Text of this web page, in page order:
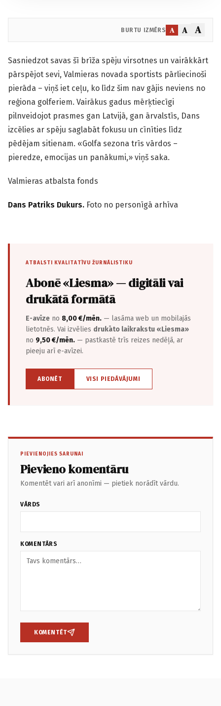
BURTU IZMĒRS A A A
Sasniedzot savas šī brīža spēju virsotnes un vairākkārt
pārspējot sevi, Valmieras novada sportists pārliecinoši
pierāda – viņš iet ceļu, ko līdz šim nav gājis neviens no
reģiona golferiem. Vairākus gadus mērķtiecīgi
pilnveidojot prasmes gan Latvijā, gan ārvalstīs, Dans
izcēlies ar spēju saglabāt fokusu un cīnīties līdz
pēdējam sitienam. «Golfa sezona trīs vārdos –
pieredze, emocijas un panākumi,» viņš saka.
Valmieras atbalsta fonds
Dans Patriks Dukurs. Foto no personīgā arhīva
ATBALSTI KVALITATĪVU ŽURNĀLISTIKU
Abonē «Liesma» — digitāli vai
drukātā formātā
E-avīze no 8,00 €/mēn. — lasāma web un mobilajās
lietotnēs. Vai izvēlies drukāto laikrakstu «Liesma»
no 9,50 €/mēn. — pastkastē trīs reizes nedēļā, ar
pieeju arī e-avīzei.
ABONĒT VISI PIEDĀVĀJUMI
PIEVIENOJIES SARUNAI
Pievieno komentāru
Komentēt vari arī anonīmi — pietiek norādīt vārdu.
VĀRDS
KOMENTĀRS
KOMENTĒT